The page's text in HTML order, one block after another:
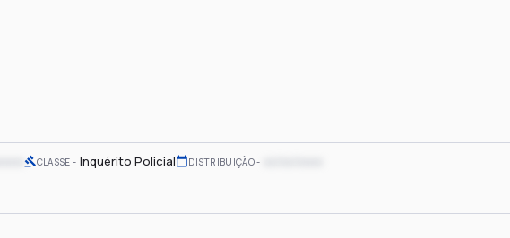
CLASSE Inquérito Policial DISTRIBUIÇÃO